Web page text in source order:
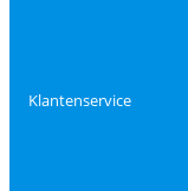
Klantenservice